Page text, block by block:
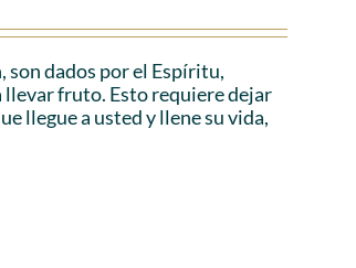
son dados por el Espíritu,
llevar fruto. Esto requiere dejar
llegue a usted y llene su vida,